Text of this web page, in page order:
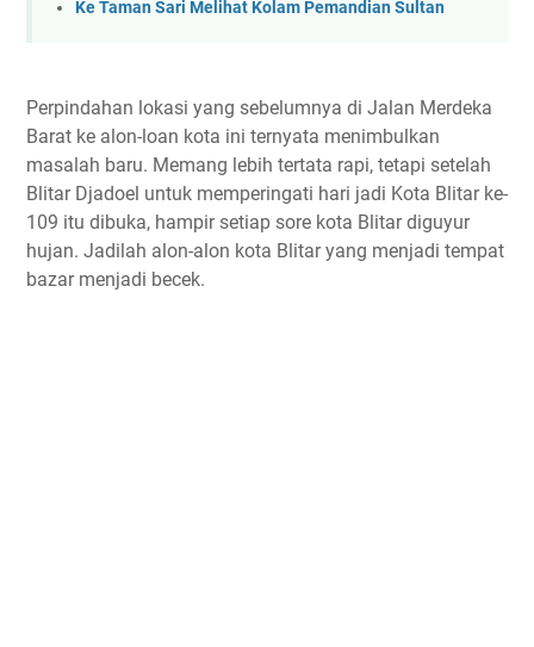
Ke Taman Sari Melihat Kolam Pemandian Sultan
Perpindahan lokasi yang sebelumnya di Jalan Merdeka
Barat ke alon-loan kota ini ternyata menimbulkan
masalah baru. Memang lebih tertata rapi, tetapi setelah
Blitar Djadoel untuk memperingati hari jadi Kota Blitar ke-
109 itu dibuka, hampir setiap sore kota Blitar diguyur
hujan. Jadilah alon-alon kota Blitar yang menjadi tempat
bazar menjadi becek.